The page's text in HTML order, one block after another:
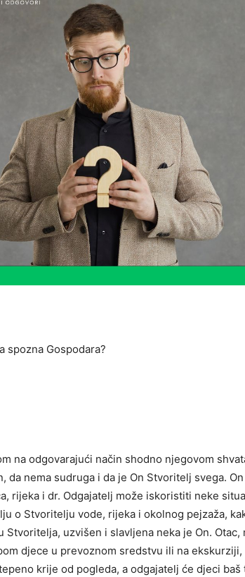
spozna Gospodara?
na odgovarajući način shodno njegovom
da nema sudruga i da je On Stvoritelj svega.
rijeka i dr. Odgajatelj može iskoristiti neke
o Stvoritelju vode, rijeka i okolnog pejzaža,
uzvišen i slavljena neka je On. Otac,
djece u prevoznom sredstvu ili na
krije od pogleda, a odgajatelj će djeci